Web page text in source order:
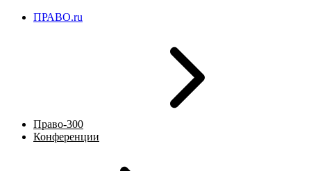
ПРАВО.ru
Право-300
Конференции